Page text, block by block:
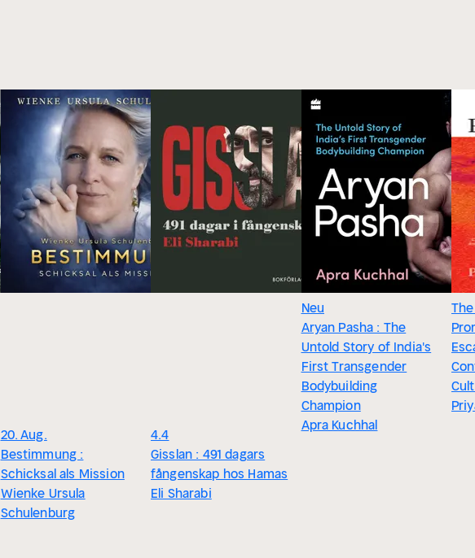
20. Aug.
Bestimmung :
Schicksal als Mission
Wienke Ursula
Schulenburg
4.4
Gisslan : 491 dagars
fångenskap hos Hamas
Eli Sharabi
Neu
Aryan Pasha : The
Untold Story of India's
First Transgender
Bodybuilding
Champion
Apra Kuchhal